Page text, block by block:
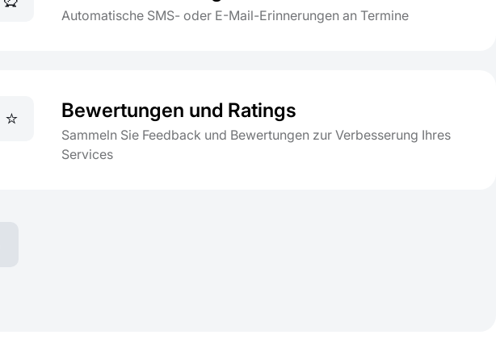
Automatische SMS- oder E-Mail-Erinnerungen an Termine
⭐ Bewertungen und Ratings
Sammeln Sie Feedback und Bewertungen zur Verbesserung Ihres
Services